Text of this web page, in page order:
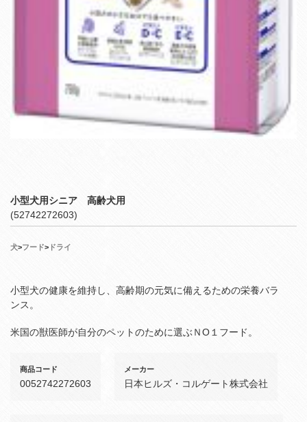
小型犬用シニア 高齢犬用
(52742272603)
犬>フード> ドライ
小型犬の健康を維持し、高齢期の元気に備えるための栄養バラ
ンス。
米国の獣医師が自分のペットのために選ぶＮО１フード。
商品コード
0052742272603
メーカー
日本ヒルズ・コルゲート株式会社